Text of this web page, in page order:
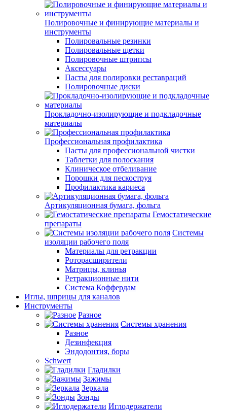
Полировочные и финирующие материалы и
инструменты
Полировальные резинки
Полировальные щетки
Полировочные штрипсы
Аксессуары
Пасты для полировки реставраций
Полировочные диски
Прокладочно-изолирующие и подкладочные
материалы
Профессиональная профилактика
Пасты для профессиональной чистки
Таблетки для полоскания
Клиническое отбеливание
Порошки для пескоструя
Профилактика кариеса
Артикуляционная бумага, фольга
Гемостатические
препараты
Системы
изоляции рабочего поля
Материалы для ретракции
Роторасширители
Матрицы, клинья
Ретракционные нити
Система Коффердам
Иглы, шприцы для каналов
Инструменты
Разное
Системы хранения
Разное
Дезинфекция
Эндодонтия, боры
Schwert
Гладилки
Зажимы
Зеркала
Зонды
Иглодержатели